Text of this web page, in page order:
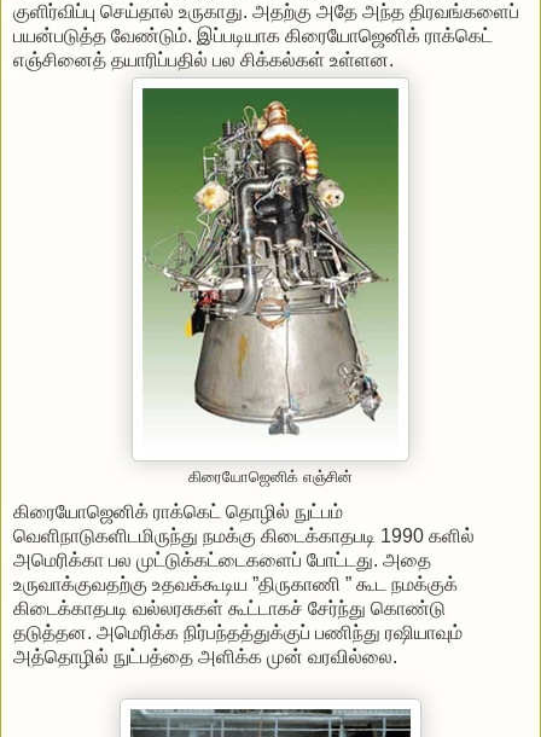
குளிர்விப்பு செய்தால் உருகாது. அதற்கு அதே அந்த திரவங்களைப்
பயன்படுத்த வேண்டும். இப்படியாக கிரையோஜெனிக் ராக்கெட்
எஞ்சினைத் தயாரிப்பதில் பல சிக்கல்கள் உள்ளன.
கிரையோஜெனிக் எஞ்சின்
கிரையோஜெனிக் ராக்கெட் தொழில் நுட்பம்
வெளிநாடுகளிடமிருந்து நமக்கு கிடைக்காதபடி 1990 களில்
அமெரிக்கா பல முட்டுக்கட்டைகளைப் போட்டது. அதை
உருவாக்குவதற்கு உதவக்கூடிய ”திருகாணி ” கூட நமக்குக்
கிடைக்காதபடி வல்லரசுகள் கூட்டாகச் சேர்ந்து கொண்டு
தடுத்தன. அமெரிக்க நிர்பந்தத்துக்குப் பணிந்து ரஷியாவும்
அத்தொழில் நுட்பத்தை அளிக்க முன் வரவில்லை.